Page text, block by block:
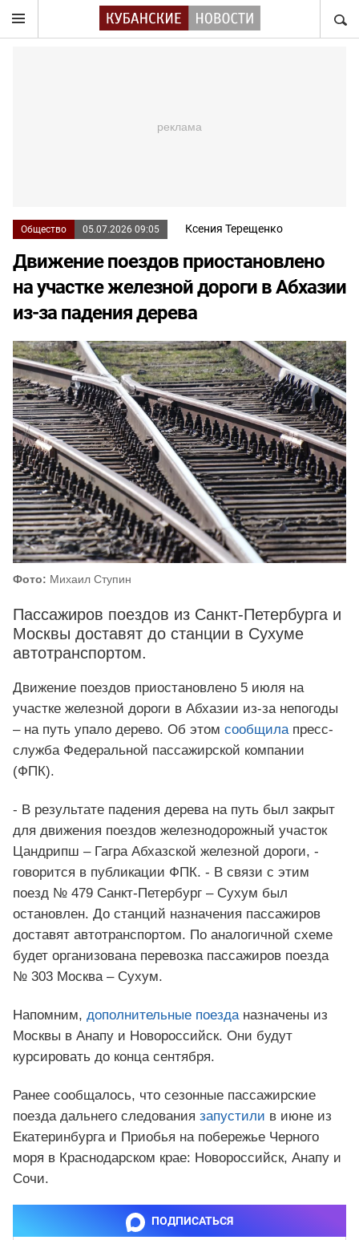
Общество 05.07.2026 09:05 Ксения Терещенко
Движение поездов приостановлено
на участке железной дороги в Абхазии
из-за падения дерева
Фото: Михаил Ступин
Пассажиров поездов из Санкт-Петербурга и
Москвы доставят до станции в Сухуме
автотранспортом.
Движение поездов приостановлено 5 июля на
участке железной дороги в Абхазии из-за непогоды
– на путь упало дерево. Об этом сообщилапресс-
служба Федеральной пассажирской компании
(ФПК).
- В результате падения дерева на путь был закрыт
для движения поездов железнодорожный участок
Цандрипш – Гагра Абхазской железной дороги, -
говорится в публикации ФПК. - В связи с этим
поезд № 479 Санкт-Петербург – Сухум был
остановлен. До станций назначения пассажиров
доставят автотранспортом. По аналогичной схеме
будет организована перевозка пассажиров поезда
№ 303 Москва – Сухум.
Напомним, дополнительные поезданазначены из
Москвы в Анапу и Новороссийск. Они будут
курсировать до конца сентября.
Ранее сообщалось, что сезонные пассажирские
поезда дальнего следования запустили в июне из
Екатеринбурга и Приобья на побережье Черного
моря в Краснодарском крае: Новороссийск, Анапу и
Сочи.
ПОДПИСАТЬСЯ